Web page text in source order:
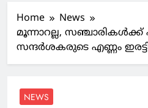
Home
News
മൂന്നാറല്ല,
സന്ദര്‍ശകരുടെ എണ്ണം
NEWS